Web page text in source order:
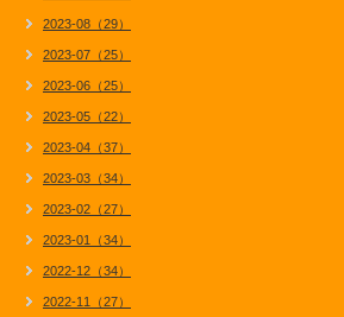
2023-08（29）
2023-07（25）
2023-06（25）
2023-05（22）
2023-04（37）
2023-03（34）
2023-02（27）
2023-01（34）
2022-12（34）
2022-11（27）